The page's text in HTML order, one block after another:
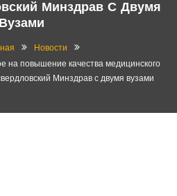
Минздрав С Двумя
Вузами
Новости
на повышение качества медицинского
Минздрав с двумя вузами